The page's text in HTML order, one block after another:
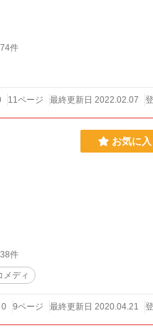
件
11ページ 最終更新日 2022.02.07
お気に
件
メディ
0 9ページ 最終更新日 2020.04.21